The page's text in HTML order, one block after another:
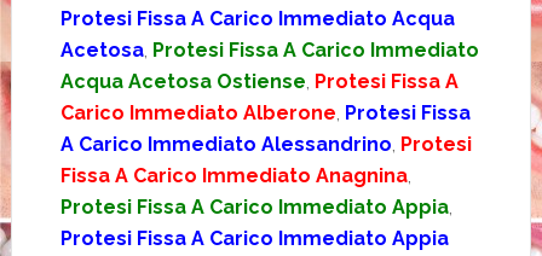
Protesi Fissa A Carico Immediato Acqua
Acetosa, Protesi Fissa A Carico Immediato
Acqua Acetosa Ostiense Protesi Fissa A
Carico Immediato Alberone Protesi Fissa
A Carico Immediato Alessandrino Protesi
Fissa A Carico Immediato Anagnina,
Protesi Fissa A Carico Immediato Appia,
Protesi Fissa A Carico Immediato Appia